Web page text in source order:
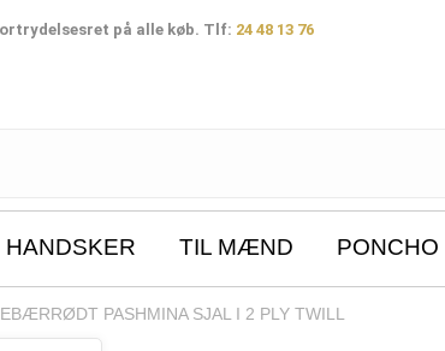
på alle køb. Tlf: 24 48 13 76
HANDSKER TIL MÆND PONCHO
PASHMINA SJAL I 2 PLY TWILL